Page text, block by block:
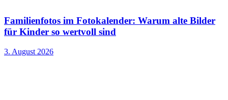
Familienfotos im Fotokalender: Warum alte Bilder
für Kinder so wertvoll sind
3. August 2026